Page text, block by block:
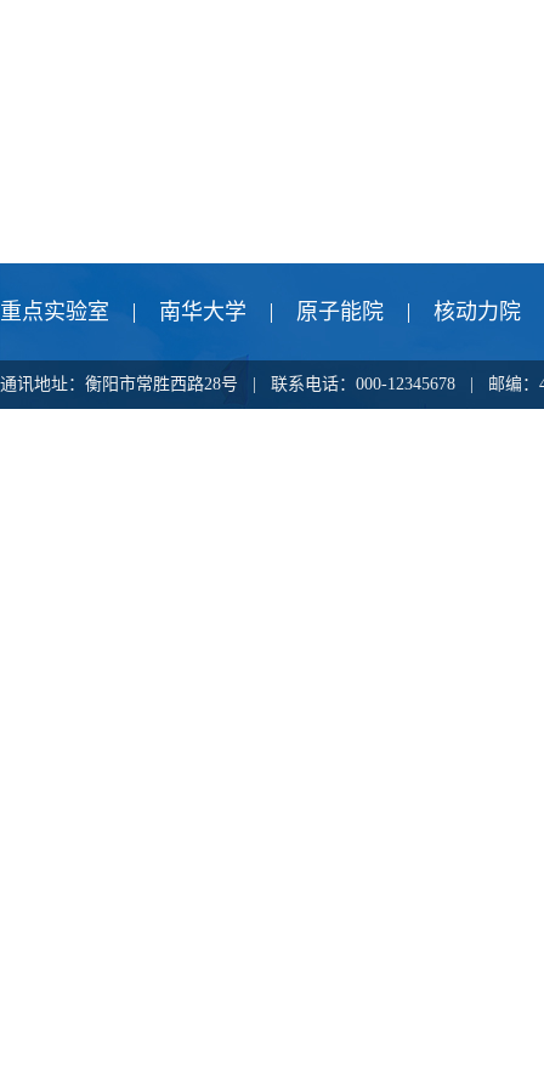
重点实验室 南华大学 原子能院 核动力院
通讯地址：衡阳市常胜西路28号 | 联系电话：000-12345678 | 邮